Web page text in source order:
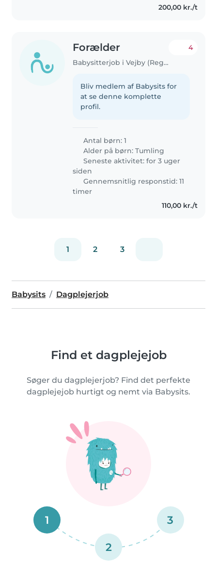
200,00 kr./t
Forælder
Babysitterjob i Vejby (Region Hovedstaden)
4
Bliv medlem af Babysits for
at se denne komplette
profil.
Antal børn: 1
Alder på børn:Tumling
Seneste aktivitet: for 3 uger
siden
Gennemsnitlig responstid: 11
timer
110,00 kr./t
1 2 3
Babysits Dagplejerjob
Find et dagplejejob
Søger du dagplejerjob? Find det perfekte
dagplejejob hurtigt og nemt via Babysits.
1
2
3